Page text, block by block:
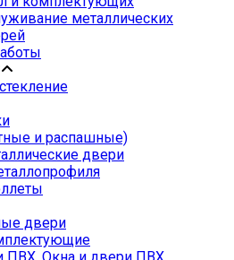
металлических
и распашные)
двери
двери